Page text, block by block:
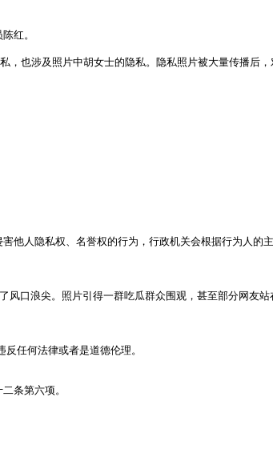
红。
也涉及照片中胡女士的隐私。隐私照片被大量传播后，
人隐私权、名誉权的行为，行政机关会根据行为人的
口浪尖。照片引得一群吃瓜群众围观，甚至部分网友站
任何法律或者是道德伦理。
条第六项。